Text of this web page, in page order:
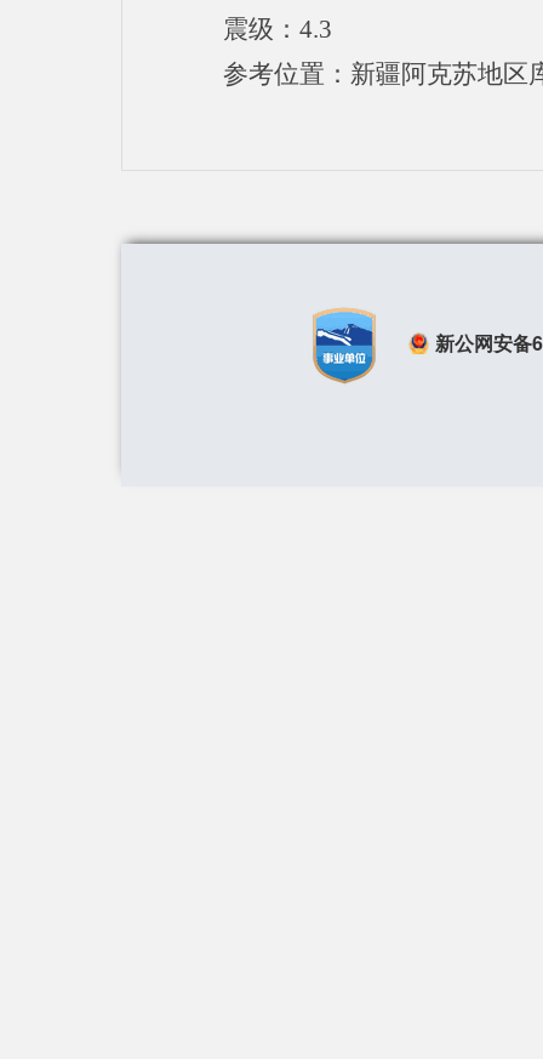
震级：4.3
参考位置：新疆阿克苏地区
新公网安备